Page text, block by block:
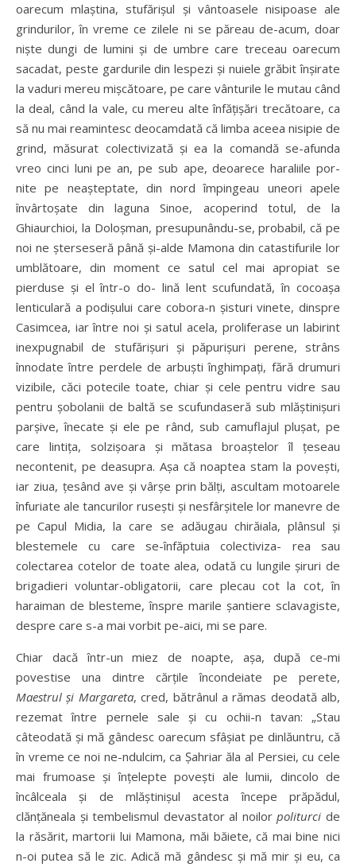
oarecum mlaştina, stufărişul şi vântoasele nisipoase ale
grindurilor, în vreme ce zilele ni se păreau de-acum, doar
nişte dungi de lumini şi de umbre care treceau oarecum
sacadat, peste gardurile din lespezi şi nuiele grăbit înşirate
la vaduri mereu mişcătoare, pe care vânturile le mutau când
la deal, când la vale, cu mereu alte înfăţişări trecătoare, ca
să nu mai reamintesc deocamdată că limba aceea nisipie de
grind, măsurat colectivizată şi ea la comandă se-afunda
vreo cinci luni pe an, pe sub ape, deoarece haraliile por-
nite pe neaşteptate, din nord împingeau uneori apele
învârtoşate din laguna Sinoe, acoperind totul, de la
Ghiaurchioi, la Doloşman, presupunându-se, probabil, că pe
noi ne şterseseră până şi-alde Mamona din catastifurile lor
umblătoare, din moment ce satul cel mai apropiat se
pierduse şi el într-o do- lină lent scufundată, în cocoaşa
lenticulară a podişului care cobora-n şisturi vinete, dinspre
Casimcea, iar între noi şi satul acela, proliferase un labirint
inexpugnabil de stufărişuri şi păpurişuri perene, strâns
înnodate între perdele de arbuşti înghimpaţi, fără drumuri
vizibile, căci potecile toate, chiar şi cele pentru vidre sau
pentru şobolanii de baltă se scufundaseră sub mlăştinişuri
parşive, înecate şi ele pe rând, sub camuflajul pluşat, pe
care lintiţa, solzişoara şi mătasa broaştelor îl ţeseau
necontenit, pe deasupra. Aşa că noaptea stam la poveşti,
iar ziua, ţesând ave şi vârşe prin bălţi, ascultam motoarele
înfuriate ale tancurilor ruseşti şi nesfârşitele lor manevre de
pe Capul Midia, la care se adăugau chirăiala, plânsul şi
blestemele cu care se-înfăptuia colectiviza- rea sau
colectarea cotelor de toate alea, odată cu lungile şiruri de
brigadieri voluntar-obligatorii, care plecau cot la cot, în
haraiman de blesteme, înspre marile şantiere sclavagiste,
despre care s-a mai vorbit pe-aici, mi se pare.
Chiar dacă într-un miez de noapte, aşa, după ce-mi
povestise una dintre cărţile încondeiate pe perete,
Maestrul şi Margareta, cred, bătrânul a rămas deodată alb,
rezemat între pernele sale şi cu ochii-n tavan: „Stau
câteodată şi mă gândesc oarecum sfâşiat pe dinlăuntru, că
în vreme ce noi ne-ndulcim, ca Şahriar ăla al Persiei, cu cele
mai frumoase şi înţelepte poveşti ale lumii, dincolo de
încâlceala şi de mlăştinişul acesta începe prăpădul,
clănţăneala şi tembelismul devastator al noilorpoliturcide
la răsărit, martorii lui Mamona, măi băiete, că mai bine nici
n-oi putea să le zic. Adică mă gândesc şi mă mir şi eu, ca